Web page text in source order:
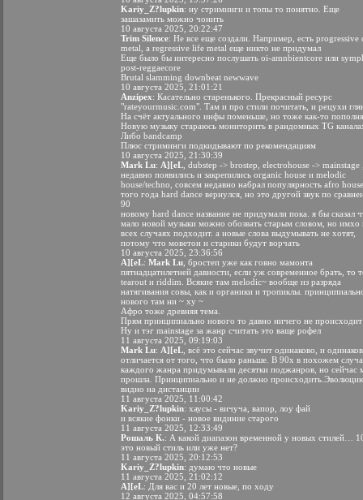
Kariy_Z?lupkin: ну стриминги и топы то понятно. Еще
зашазамить можно чонить
10 августа 2025, 20:22:47
Trim Silence: Не все еще создали. Например, есть progressive
metal, а regressive life metal еще никто не придумал
Еще было бы интересно послушать oi-amnbientcore или
post-reggaecore
Brutal slamming downbeat newwave
10 августа 2025, 21:01:21
Anzipex: Касательно старенького. Прекрасный ресурс
"rateyourmusic.com". Там и про стили почитать, и рецухи
На счёт актуального инфы поменьше, но тоже как-то
Новую музыку стараюсь мониторить в рандомных TG
Либо bandcamp
Плюс стриминги подкидывают по рекомендациям
10 августа 2025, 21:30:39
Mark Lu: A][eL , dubstep -> brostep, electrohouse -> mainstage
недавно появились и закрепились organic house и melodic
house/techno, совсем недавно набрал популярность afro
того года hard dance вернулся, но это другой звук по
90
новому hard dance название не придумали пока. я бы сказал
мало новой музыки можно обозвать старым словом, но имхо
всех случаях подходит. а новые слова выдумывать не хотят,
потому что моветон и старики будут ворчать
10 августа 2025, 23:36:56
A][eL: Mark Lu , бростеп уже как говно мамонта
пятнадцатилетней давности, если уж современное брать, то
tearout и riddim. Всякие там melodic~ вообще из разряда
натягивания совы, как и органики и тропиклы.
нового там ни ~ ху ~
Афро тоже древняя тема.
Прям принципиально нового то давно ничего не происходит
Ну и тэг mainstage за жанр считать это ваще рофел
11 августа 2025, 09:19:03
Mark Lu: A][eL , всё это сейчас звучит одинаково, и
отличается от того, что было раньше. В 90х в похожем
каждого жанра придумывали десятки поджанров, но сейчас
прошла. Принципиально и не должно
видно на дистанции
11 августа 2025, 11:00:42
Kariy_Z?lupkin: хаусы - вичуча, вапор, лоу фай
и всякие фонки - новое видиние старого
11 августа 2025, 12:33:49
Рошаль К.: А какой диапазон временной у новых стилей…
это новый стиль или уже нет?
11 августа 2025, 20:12:53
Kariy_Z?lupkin: думаю что новые
11 августа 2025, 21:02:12
A][eL: Для вас и 20 лет новые, по ходу
12 августа 2025, 04:57:58